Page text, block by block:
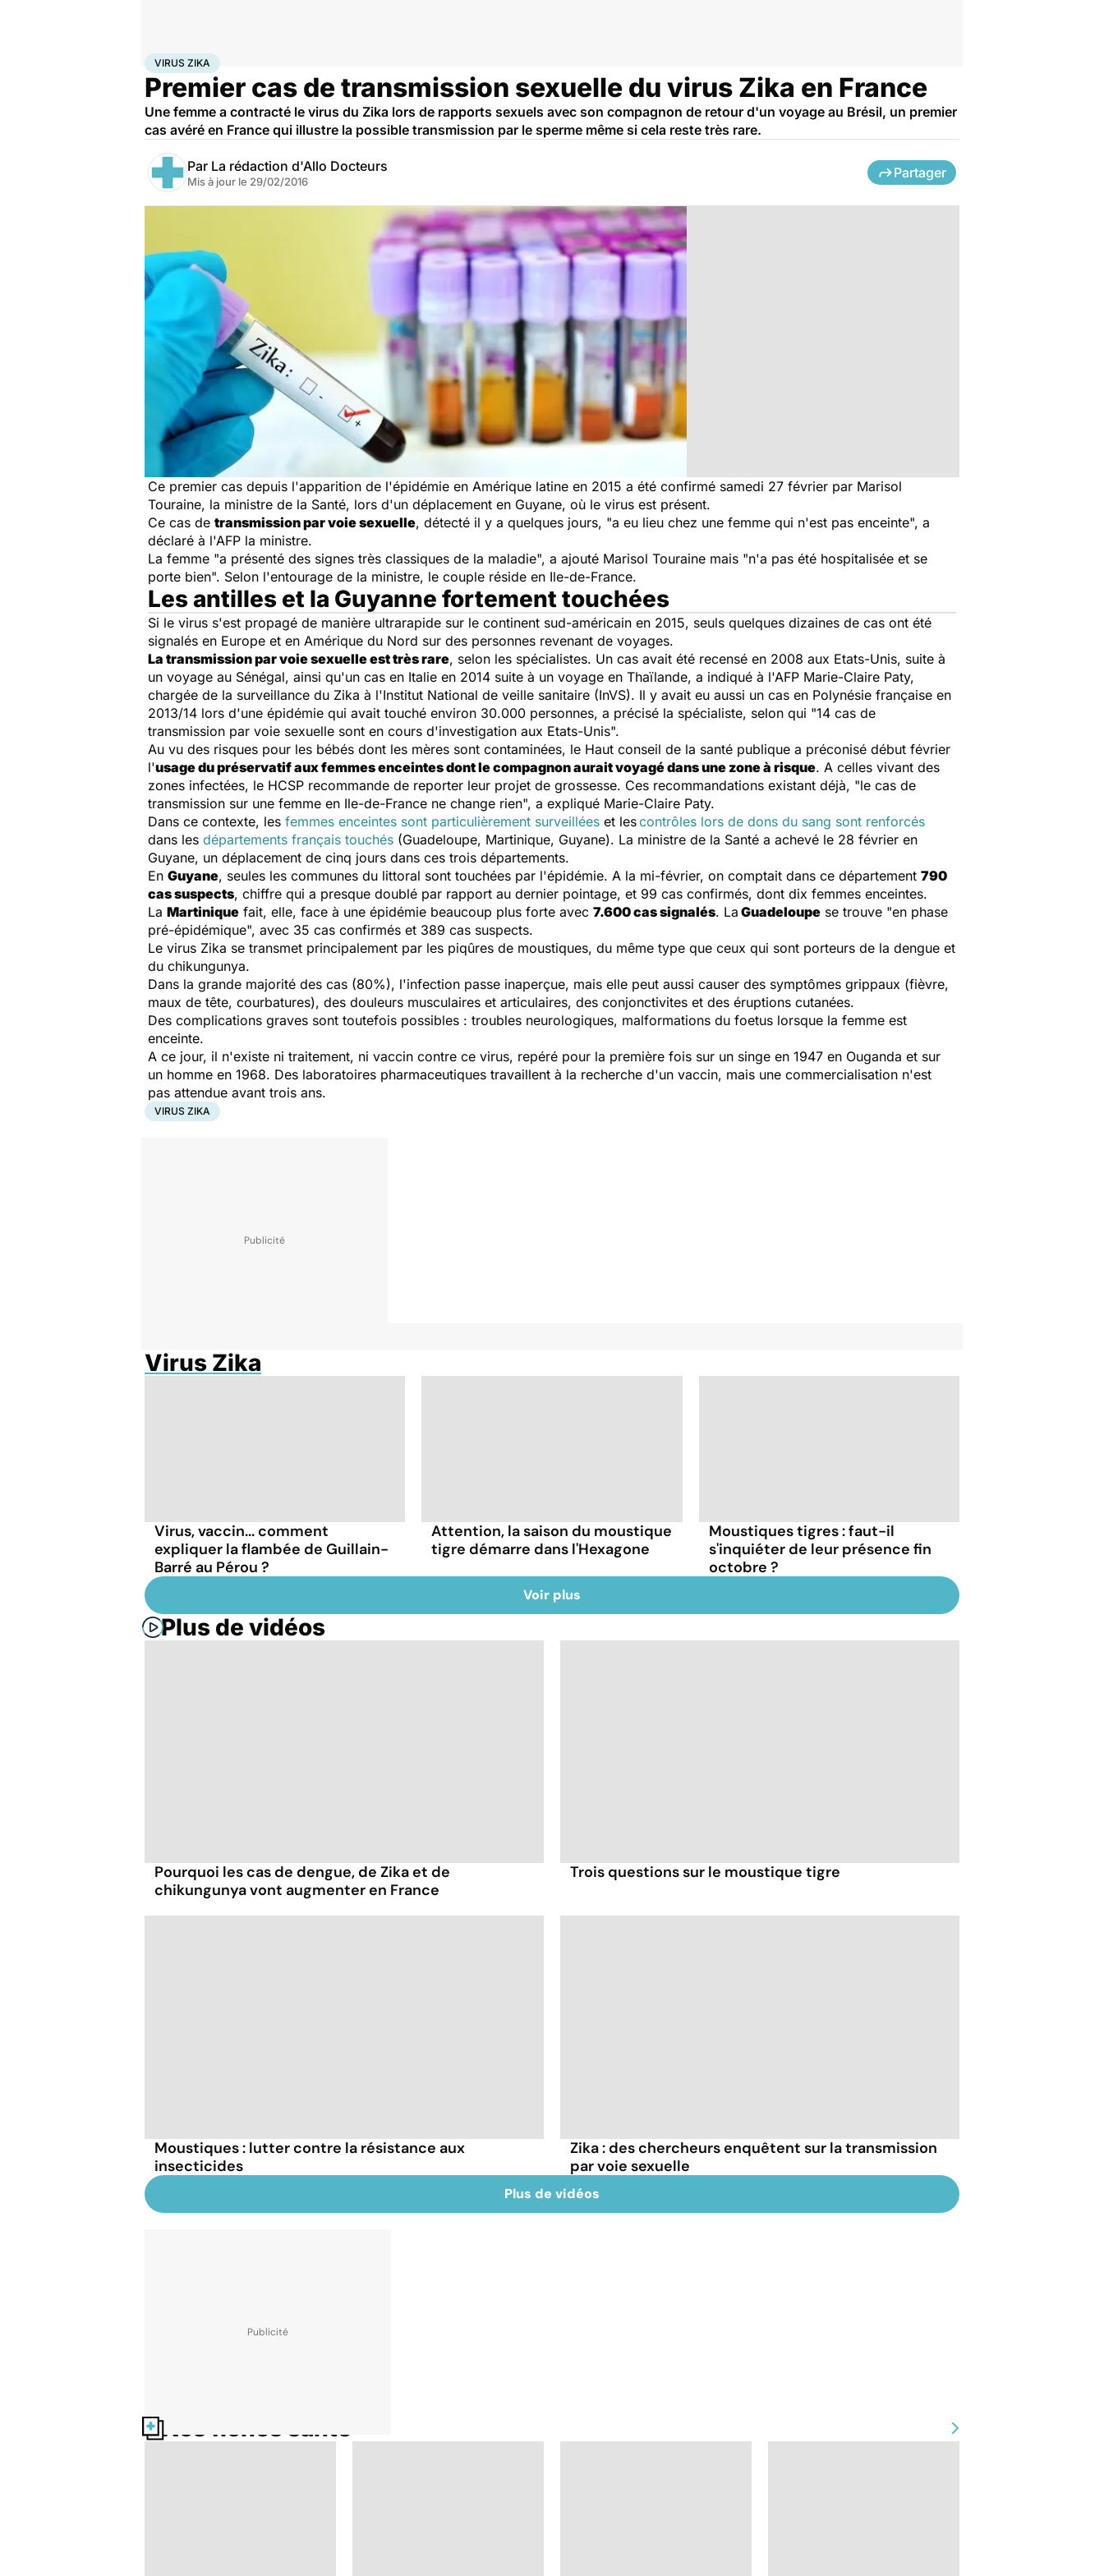
AccueilSantéVirus Zika
VIRUS ZIKA
Premier cas de transmission sexuelle du virus Zika en France
Une femme a contracté le virus du Zika lors de rapports sexuels avec son compagnon de retour d'un voyage au Brésil, un premier
cas avéré en France qui illustre la possible transmission par le sperme même si cela reste très rare.
Par La rédaction d'Allo Docteurs
Mis à jour le 29/02/2016
Partager
Ce premier cas depuis l'apparition de l'épidémie en Amérique latine en 2015 a été confirmé samedi 27 février par Marisol
Touraine, la ministre de la Santé, lors d'un déplacement en Guyane, où le virus est présent.
Ce cas de transmission par voie sexuelle, détecté il y a quelques jours, "a eu lieu chez une femme qui n'est pas enceinte", a
déclaré à l'AFP la ministre.
La femme "a présenté des signes très classiques de la maladie", a ajouté Marisol Touraine mais "n'a pas été hospitalisée et se
porte bien". Selon l'entourage de la ministre, le couple réside en Ile-de-France.
Les antilles et la Guyanne fortement touchées
Si le virus s'est propagé de manière ultrarapide sur le continent sud-américain en 2015, seuls quelques dizaines de cas ont été
signalés en Europe et en Amérique du Nord sur des personnes revenant de voyages.
La transmission par voie sexuelle est très rare, selon les spécialistes. Un cas avait été recensé en 2008 aux Etats-Unis, suite à
un voyage au Sénégal, ainsi qu'un cas en Italie en 2014 suite à un voyage en Thaïlande, a indiqué à l'AFP Marie-Claire Paty,
chargée de la surveillance du Zika à l'Institut National de veille sanitaire (InVS). Il y avait eu aussi un cas en Polynésie française en
2013/14 lors d'une épidémie qui avait touché environ 30.000 personnes, a précisé la spécialiste, selon qui "14 cas de
transmission par voie sexuelle sont en cours d'investigation aux Etats-Unis".
Au vu des risques pour les bébés dont les mères sont contaminées, le Haut conseil de la santé publique a préconisé début février
l'usage du préservatif aux femmes enceintes dont le compagnon aurait voyagé dans une zone à risque. A celles vivant des
zones infectées, le HCSP recommande de reporter leur projet de grossesse. Ces recommandations existant déjà, "le cas de
transmission sur une femme en Ile-de-France ne change rien", a expliqué Marie-Claire Paty.
Dans ce contexte, les femmes enceintes sont particulièrement surveillées et lescontrôles lors de dons du sang sont renforcés
dans les départements français touchés (Guadeloupe, Martinique, Guyane). La ministre de la Santé a achevé le 28 février en
Guyane, un déplacement de cinq jours dans ces trois départements.
En Guyane, seules les communes du littoral sont touchées par l'épidémie. A la mi-février, on comptait dans ce département 790
cas suspects, chiffre qui a presque doublé par rapport au dernier pointage, et 99 cas confirmés, dont dix femmes enceintes.
La Martinique fait, elle, face à une épidémie beaucoup plus forte avec 7.600 cas signalés. La Guadeloupe se trouve "en phase
pré-épidémique", avec 35 cas confirmés et 389 cas suspects.
Le virus Zika se transmet principalement par les piqûres de moustiques, du même type que ceux qui sont porteurs de la dengue et
du chikungunya.
Dans la grande majorité des cas (80%), l'infection passe inaperçue, mais elle peut aussi causer des symptômes grippaux (fièvre,
maux de tête, courbatures), des douleurs musculaires et articulaires, des conjonctivites et des éruptions cutanées.
Des complications graves sont toutefois possibles : troubles neurologiques, malformations du foetus lorsque la femme est
enceinte.
A ce jour, il n'existe ni traitement, ni vaccin contre ce virus, repéré pour la première fois sur un singe en 1947 en Ouganda et sur
un homme en 1968. Des laboratoires pharmaceutiques travaillent à la recherche d'un vaccin, mais une commercialisation n'est
pas attendue avant trois ans.
VIRUS ZIKA
Virus Zika
Virus, vaccin... comment
expliquer la flambée de Guillain-
Barré au Pérou ?
Attention, la saison du moustique
tigre démarre dans l'Hexagone
Moustiques tigres : faut-il
s'inquiéter de leur présence fin
octobre ?
Voir plus
Plus de vidéos
Pourquoi les cas de dengue, de Zika et de
chikungunya vont augmenter en France
Trois questions sur le moustique tigre
Moustiques : lutter contre la résistance aux
insecticides
Zika : des chercheurs enquêtent sur la transmission
par voie sexuelle
Plus de vidéos
Nos fiches santé